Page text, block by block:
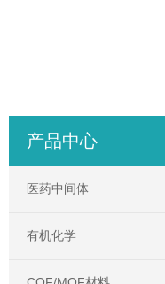
产品中心
医药中间体
有机化学